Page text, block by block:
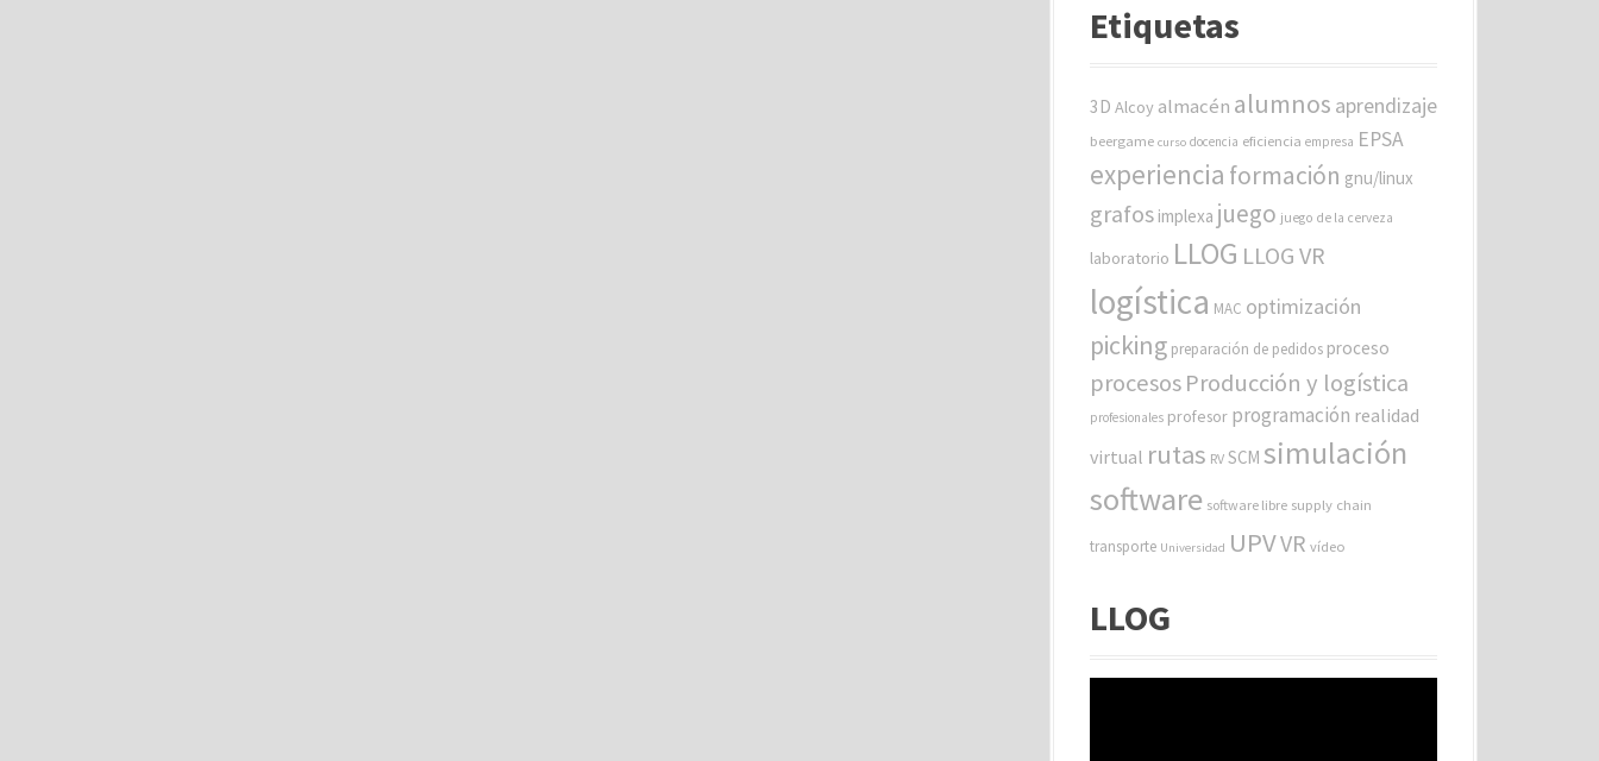
e
r
s
Etiquetas
3D Alcoy almacén alumnos aprendizaje
beergame curso docencia eficiencia empresa EPSA
experiencia formación gnu/linux
grafos implexa juego juego de la cerveza
laboratorio LLOG LLOG VR
logística MAC optimización
picking preparación de pedidos proceso
procesosProducción y logística
profesionales profesor programación realidad
virtual rutas RV SCM simulación
software software libre supply chain
transporte Universidad UPVVR vídeo
LLOG